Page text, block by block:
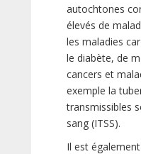
autochtones
élevés de
les maladies
le diabète, de
cancers et
exemple la
transmissibles
sang (ITSS).
Il est